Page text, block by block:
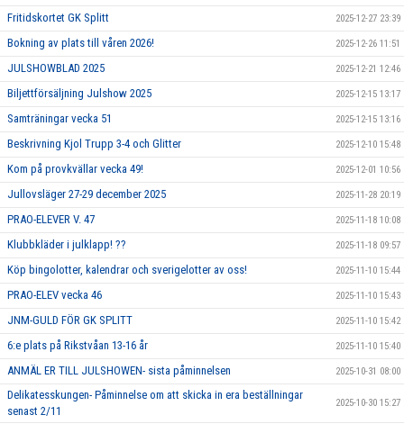
Fritidskortet GK Splitt 2025-12-27 23:39
Bokning av plats till våren 2026! 2025-12-26 11:51
JULSHOWBLAD 2025 2025-12-21 12:46
Biljettförsäljning Julshow 2025 2025-12-15 13:17
Samträningar vecka 51 2025-12-15 13:16
Beskrivning Kjol Trupp 3-4 och Glitter 2025-12-10 15:48
Kom på provkvällar vecka 49! 2025-12-01 10:56
Jullovsläger 27-29 december 2025 2025-11-28 20:19
PRAO-ELEVER V. 47 2025-11-18 10:08
Klubbkläder i julklapp! ?? 2025-11-18 09:57
Köp bingolotter, kalendrar och sverigelotter av oss! 2025-11-10 15:44
PRAO-ELEV vecka 46 2025-11-10 15:43
JNM-GULD FÖR GK SPLITT 2025-11-10 15:42
6:e plats på Rikstvåan 13-16 år 2025-11-10 15:40
ANMÄL ER TILL JULSHOWEN- sista påminnelsen 2025-10-31 08:00
Delikatesskungen- Påminnelse om att skicka in era beställningar
senast 2/11
2025-10-30 15:27